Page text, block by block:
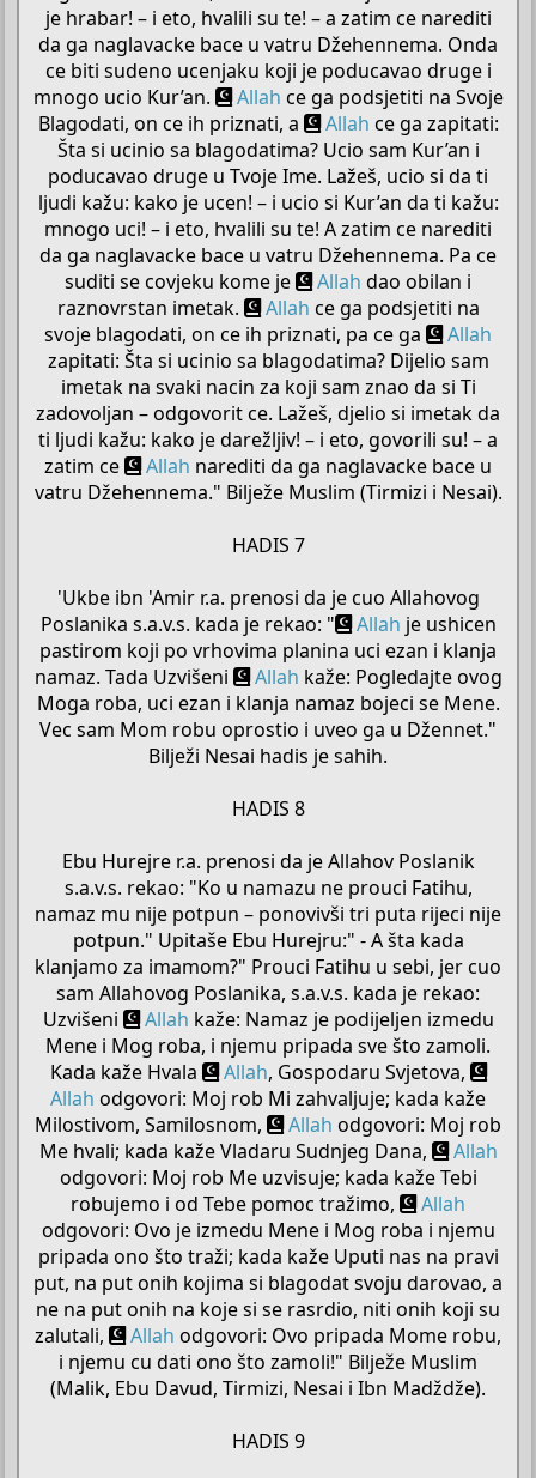
je hrabar! – i eto, hvalili su te! – a zatim ce narediti
da ga naglavacke bace u vatru Džehennema. Onda
ce biti sudeno ucenjaku koji je poducavao druge i
mnogo ucio Kur’an.
Allah ce ga podsjetiti na Svoje
Blagodati, on ce ih priznati, a
Allah ce ga zapitati:
Šta si ucinio sa blagodatima? Ucio sam Kur’an i
poducavao druge u Tvoje Ime. Lažeš, ucio si da ti
ljudi kažu: kako je ucen! – i ucio si Kur’an da ti kažu:
mnogo uci! – i eto, hvalili su te! A zatim ce narediti
da ga naglavacke bace u vatru Džehennema. Pa ce
suditi se covjeku kome je
Allah dao obilan i
raznovrstan imetak.
Allah ce ga podsjetiti na
svoje blagodati, on ce ih priznati, pa ce ga
Allah
zapitati: Šta si ucinio sa blagodatima? Dijelio sam
imetak na svaki nacin za koji sam znao da si Ti
zadovoljan – odgovorit ce. Lažeš, djelio si imetak da
ti ljudi kažu: kako je darežljiv! – i eto, govorili su! – a
zatim ce
Allah narediti da ga naglavacke bace u
vatru Džehennema." Bilježe Muslim (Tirmizi i Nesai).
HADIS 7
'Ukbe ibn 'Amir r.a. prenosi da je cuo Allahovog
Poslanika s.a.v.s. kada je rekao: "
Allah je ushicen
pastirom koji po vrhovima planina uci ezan i klanja
namaz. Tada Uzvišeni
Allah kaže: Pogledajte ovog
Moga roba, uci ezan i klanja namaz bojeci se Mene.
Vec sam Mom robu oprostio i uveo ga u Džennet."
Bilježi Nesai hadis je sahih.
HADIS 8
Ebu Hurejre r.a. prenosi da je Allahov Poslanik
s.a.v.s. rekao: "Ko u namazu ne prouci Fatihu,
namaz mu nije potpun – ponovivši tri puta rijeci nije
potpun." Upitaše Ebu Hurejru:" - A šta kada
klanjamo za imamom?" Prouci Fatihu u sebi, jer cuo
sam Allahovog Poslanika, s.a.v.s. kada je rekao:
Uzvišeni
Allah kaže: Namaz je podijeljen izmedu
Mene i Mog roba, i njemu pripada sve što zamoli.
Kada kaže Hvala
Allah, Gospodaru Svjetova,
Allah odgovori: Moj rob Mi zahvaljuje; kada kaže
Milostivom, Samilosnom,
Allah odgovori: Moj rob
Me hvali; kada kaže Vladaru Sudnjeg Dana,
Allah
odgovori: Moj rob Me uzvisuje; kada kaže Tebi
robujemo i od Tebe pomoc tražimo,
Allah
odgovori: Ovo je izmedu Mene i Mog roba i njemu
pripada ono što traži; kada kaže Uputi nas na pravi
put, na put onih kojima si blagodat svoju darovao, a
ne na put onih na koje si se rasrdio, niti onih koji su
zalutali,
Allah odgovori: Ovo pripada Mome robu,
i njemu cu dati ono što zamoli!" Bilježe Muslim
(Malik, Ebu Davud, Tirmizi, Nesai i Ibn Madždže).
HADIS 9